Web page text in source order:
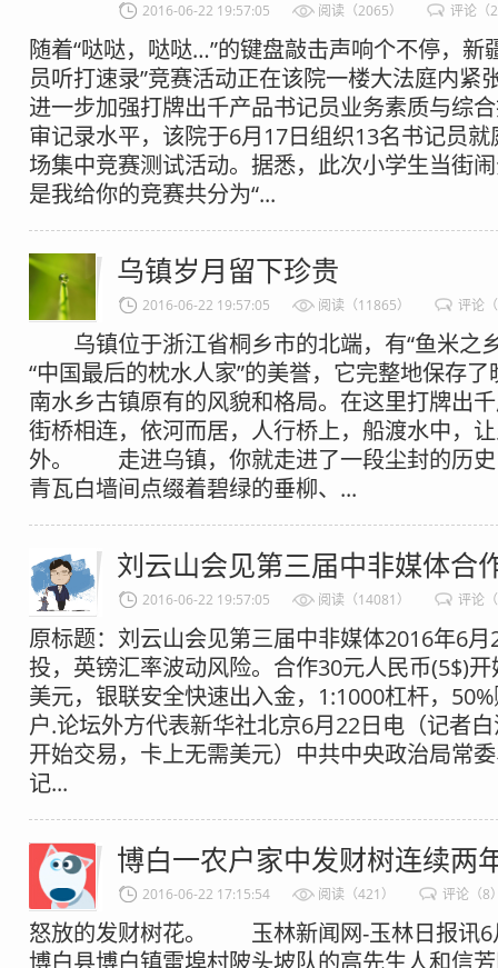
2016-06-22 19:57:05 阅读（2065） 评论（
随着“哒哒，哒哒…”的键盘敲击声响个不停，新
员听打速录”竞赛活动正在该院一楼大法庭内紧
进一步加强打牌出千产品书记员业务素质与综
审记录水平，该院于6月17日组织13名书记员
场集中竞赛测试活动。据悉，此次小学生当街
是我给你的竞赛共分为“...
乌镇岁月留下珍贵
2016-06-22 19:57:05 阅读（11865） 评论
乌镇位于浙江省桐乡市的北端，有“鱼米之乡
“中国最后的枕水人家”的美誉，它完整地保存
南水乡古镇原有的风貌和格局。在这里打牌出
街桥相连，依河而居，人行桥上，船渡水中，
外。 走进乌镇，你就走进了一段尘封的历史
青瓦白墙间点缀着碧绿的垂柳、...
刘云山会见第三届中非媒体合
2016-06-22 19:57:05 阅读（14081） 评论
原标题：刘云山会见第三届中非媒体2016年6
投，英镑汇率波动风险。合作30元人民币(5$)
美元，银联安全快速出入金，1:1000杠杆，
户.论坛外方代表新华社北京6月22日电（记者
开始交易，卡上无需美元）中共中央政治局常
记...
博白一农户家中发财树连续两
2016-06-22 17:15:54 阅读（421） 评论（8
怒放的发财树花。 玉林新闻网-玉林日报讯6
博白县博白镇雷埠村陂头坡队的高先生人和信